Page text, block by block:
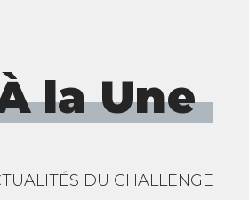
la Une
DU CHALLENGE